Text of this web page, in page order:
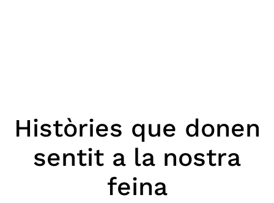
Històries que donen
sentit a la nostra
feina